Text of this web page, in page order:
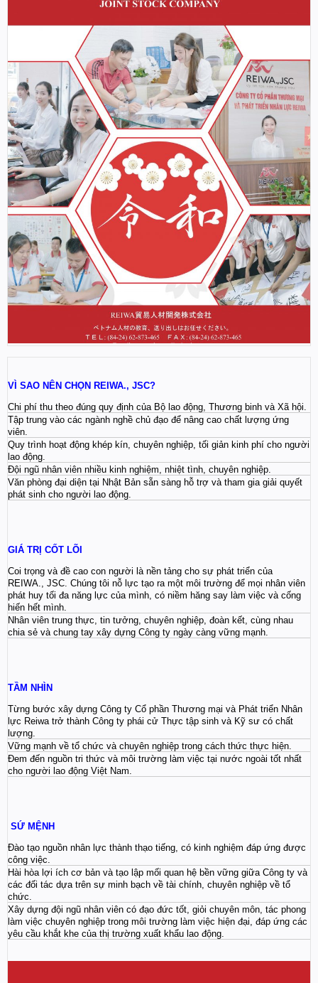
VÌ SAO NÊN CHỌN REIWA., JSC?
Chi phí thu theo đúng quy định của Bộ lao động, Thương binh và Xã hội.
Tập trung vào các ngành nghề chủ đạo để nâng cao chất lượng ứng
viên.
Quy trình hoạt động khép kín, chuyên nghiệp, tối giản kinh phí cho người
lao động.
Đội ngũ nhân viên nhiều kinh nghiệm, nhiệt tình, chuyên nghiệp.
Văn phòng đại diện tại Nhật Bản sẵn sàng hỗ trợ và tham gia giải quyết
phát sinh cho người lao động.
GIÁ TRỊ CỐT LÕI
Coi trọng và đề cao con người là nền tảng cho sự phát triển của
REIWA., JSC. Chúng tôi nỗ lực tạo ra một môi trường để mọi nhân viên
phát huy tối đa năng lực của mình, có niềm hăng say làm việc và cống
hiến hết mình.
Nhân viên trung thực, tin tưởng, chuyên nghiệp, đoàn kết, cùng nhau
chia sẻ và chung tay xây dựng Công ty ngày càng vững mạnh.
TẦM NHÌN
Từng bước xây dựng Công ty Cổ phần Thương mại và Phát triển Nhân
lực Reiwa trở thành Công ty phái cử Thực tập sinh và Kỹ sư có chất
lượng.
Vững mạnh về tổ chức và chuyên nghiệp trong cách thức thực hiện.
Đem đến nguồn tri thức và môi trường làm việc tại nước ngoài tốt nhất
cho người lao động Việt Nam.
SỨ MỆNH
Đào tạo nguồn nhân lực thành thạo tiếng, có kinh nghiệm đáp ứng được
công việc.
Hài hòa lợi ích cơ bản và tạo lập mối quan hệ bền vững giữa Công ty và
các đối tác dựa trên sự minh bạch về tài chính, chuyên nghiệp về tổ
chức.
Xây dựng đội ngũ nhân viên có đạo đức tốt, giỏi chuyên môn, tác phong
làm việc chuyên nghiệp trong môi trường làm việc hiện đại, đáp ứng các
yêu cầu khắt khe của thị trường xuất khẩu lao động.